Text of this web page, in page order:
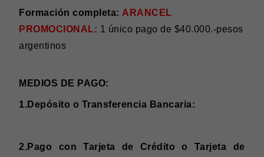
Formación completa: ARANCEL
PROMOCIONAL: 1 único pago de $40.000.-pesos
argentinos
MEDIOS DE PAGO:
1.Depósito o Transferencia Bancaria:
2.Pago con Tarjeta de Crédito o Tarjeta de